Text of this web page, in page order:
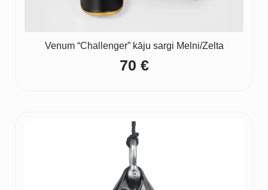
Venum “Challenger” kāju sargi Melni/Zelta
70 €